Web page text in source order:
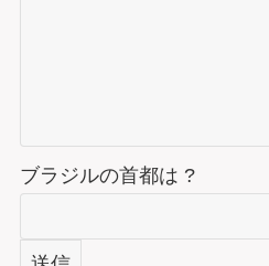
ブラジルの首都は ?